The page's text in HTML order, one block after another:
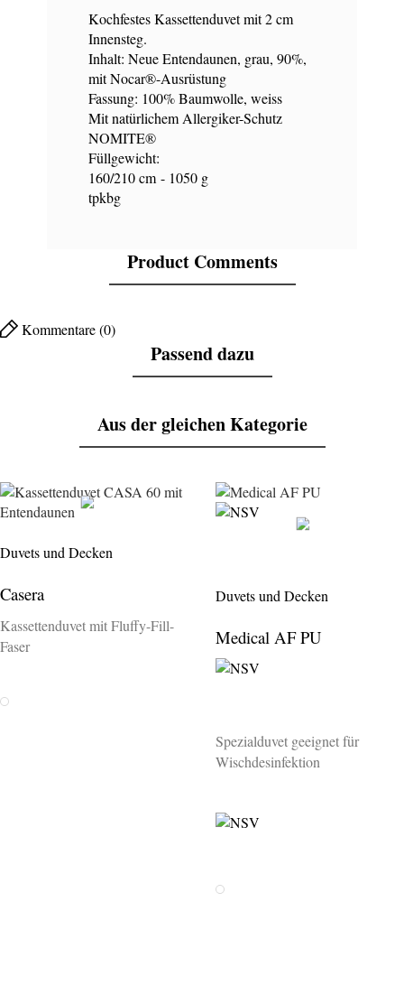
Kochfestes Kassettenduvet mit 2 cm
Innensteg.
Inhalt: Neue Entendaunen, grau, 90%,
mit Nocar®-Ausrüstung
Fassung: 100% Baumwolle, weiss
Mit natürlichem Allergiker-Schutz
NOMITE®
Füllgewicht:
160/210 cm - 1050 g
tpkbg
Product Comments
Kommentare (0)
Passend dazu
Aus der gleichen Kategorie
Duvets und Decken
Casera
Kassettenduvet mit Fluffy-Fill-
Faser
Weiss
Duvets und Decken
Medical AF PU
Spezialduvet geeignet für
Wischdesinfektion
Weiss